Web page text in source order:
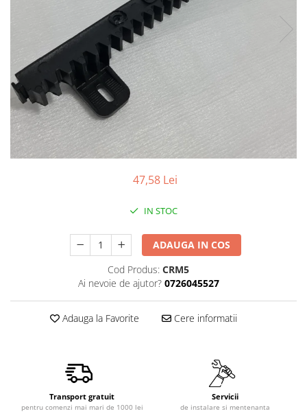
Automatizari porti culisante
Accesorii pentru automatizari porti
culisante
Automatizari porti batante
Accesorii pentru automatizari porti
batante
Automatizari usi de garaj
Interfoane
Statii de incarcare mașini electrice
47,58 Lei
IN STOC
ADAUGA IN COS
Cod Produs: CRM5
Ai nevoie de ajutor? 0726045527
Adauga la Favorite Cere informatii
Transport gratuit
pentru comenzi mai mari de 1000 lei
Servicii
de instalare si mentenanta